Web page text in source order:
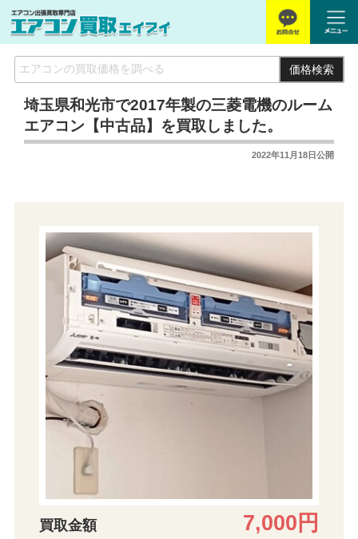
価格検索
埼玉県和光市で2017年製の三菱電機のルーム
エアコン【中古品】を買取しました。
2022年11月18日公開
買取金額 7,000円